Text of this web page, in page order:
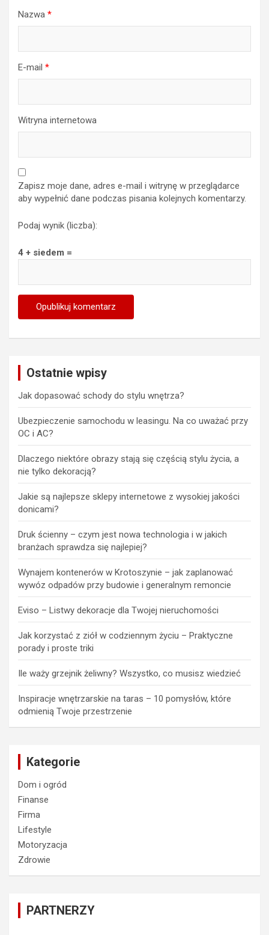
Nazwa *
E-mail *
Witryna internetowa
Zapisz moje dane, adres e-mail i witrynę w przeglądarce
aby wypełnić dane podczas pisania kolejnych komentarzy.
Podaj wynik (liczba):
4 + siedem =
Ostatnie wpisy
Jak dopasować schody do stylu wnętrza?
Ubezpieczenie samochodu w leasingu. Na co uważać przy
OC i AC?
Dlaczego niektóre obrazy stają się częścią stylu życia, a
nie tylko dekoracją?
Jakie są najlepsze sklepy internetowe z wysokiej jakości
donicami?
Druk ścienny – czym jest nowa technologia i w jakich
branżach sprawdza się najlepiej?
Wynajem kontenerów w Krotoszynie – jak zaplanować
wywóz odpadów przy budowie i generalnym remoncie
Eviso – Listwy dekoracje dla Twojej nieruchomości
Jak korzystać z ziół w codziennym życiu – Praktyczne
porady i proste triki
Ile waży grzejnik żeliwny? Wszystko, co musisz wiedzieć
Inspiracje wnętrzarskie na taras – 10 pomysłów, które
odmienią Twoje przestrzenie
Kategorie
Dom i ogród
Finanse
Firma
Lifestyle
Motoryzacja
Zdrowie
PARTNERZY